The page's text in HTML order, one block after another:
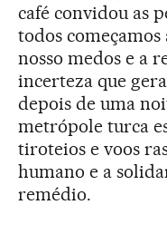
café convidou as
todos
nosso medos e a
incerteza que
depois de uma
metrópole turca
tiroteios e voos
humano e a
remédio.